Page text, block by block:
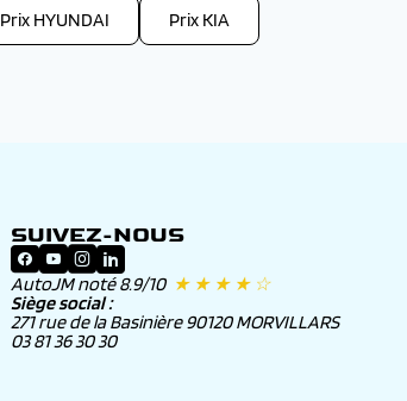
Prix HYUNDAI Prix KIA
SUIVEZ-NOUS
AutoJM noté 8.9/10 ★ ★ ★ ★ ☆
Siège social :
271 rue de la Basinière 90120 MORVILLARS
03 81 36 30 30